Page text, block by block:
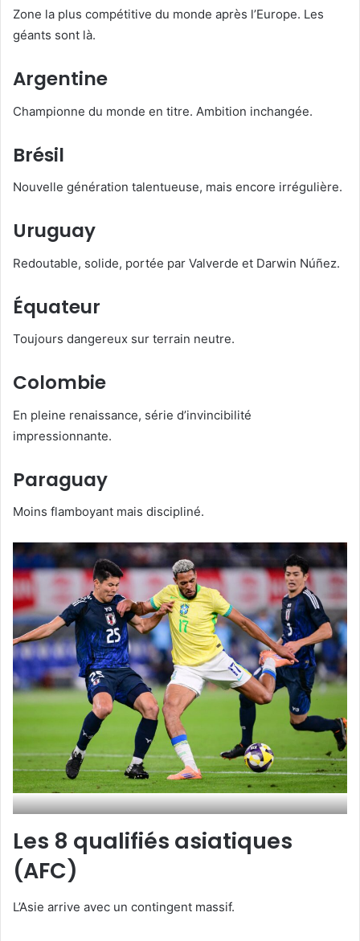
Zone la plus compétitive du monde après l’Europe. Les
géants sont là.
Argentine
Championne du monde en titre. Ambition inchangée.
Brésil
Nouvelle génération talentueuse, mais encore irrégulière.
Uruguay
Redoutable, solide, portée par Valverde et Darwin Núñez.
Équateur
Toujours dangereux sur terrain neutre.
Colombie
En pleine renaissance, série d’invincibilité
impressionnante.
Paraguay
Moins flamboyant mais discipliné.
Les 8 qualifiés asiatiques
(AFC)
L’Asie arrive avec un contingent massif.